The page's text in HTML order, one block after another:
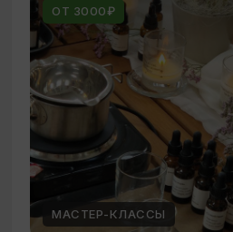
ОТ 3000₽
МАСТЕР-КЛАССЫ